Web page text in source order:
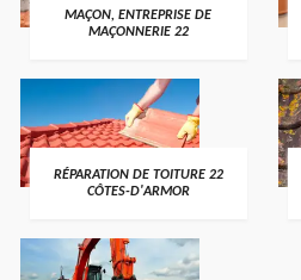
MAÇON, ENTREPRISE DE
MAÇONNERIE 22
RÉPARATION DE TOITURE 22
CÔTES-D'ARMOR